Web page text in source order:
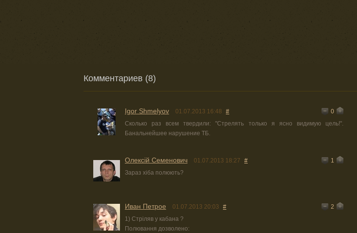
Комментариев (8)
Igor Shmelyov 01.07.2013 16:48 #
0
Сколько раз всем твердили: "Стрелять только я ясно видимую цель!".
Банальнейшее нарушение ТБ.
Олексій Семенович 01.07.2013 18:27 #
1
Зараз хіба полюють?
Иван Петрое 01.07.2013 20:03 #
2
1) Стріляв у кабана ?
Полювання дозволено: